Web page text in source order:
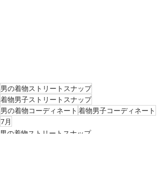
男の着物ストリートスナップ
着物男子ストリートスナップ
男の着物コーディネート 着物男子コーディネート
7月
男の着物ストリートスナップ